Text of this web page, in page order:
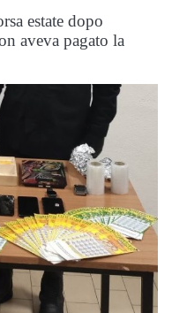
estate dopo
aveva pagato la